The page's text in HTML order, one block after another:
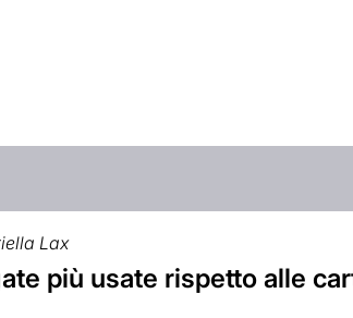
Lax
più usate rispetto alle